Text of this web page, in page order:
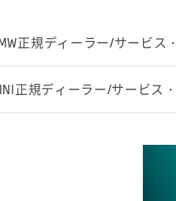
正規ディーラー/サービス
正規ディーラー/サービス